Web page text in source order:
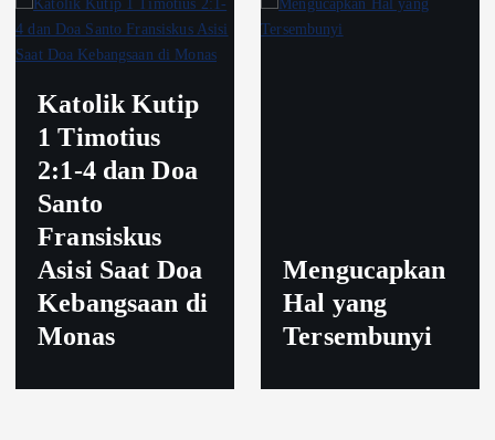
Katolik Kutip
1 Timotius
2:1-4 dan Doa
Santo
Fransiskus
Asisi Saat Doa
Kebangsaan di
Monas
Mengucapkan
Hal yang
Tersembunyi